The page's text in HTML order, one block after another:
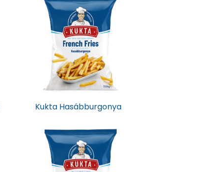
Kukta Hasábburgonya